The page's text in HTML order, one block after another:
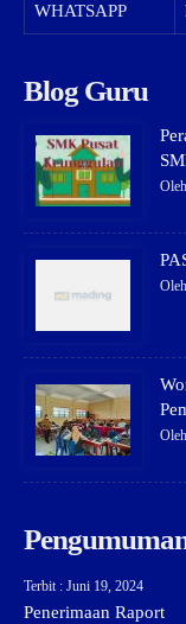
WHATSAPP
Blog Guru
Terbit : Juni 19, 2024
Penerimaan Raport